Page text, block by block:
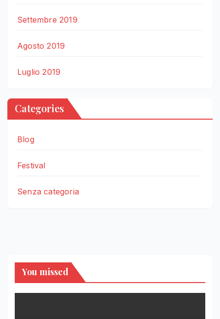
Settembre 2019
Agosto 2019
Luglio 2019
Categories
Blog
Festival
Senza categoria
You missed